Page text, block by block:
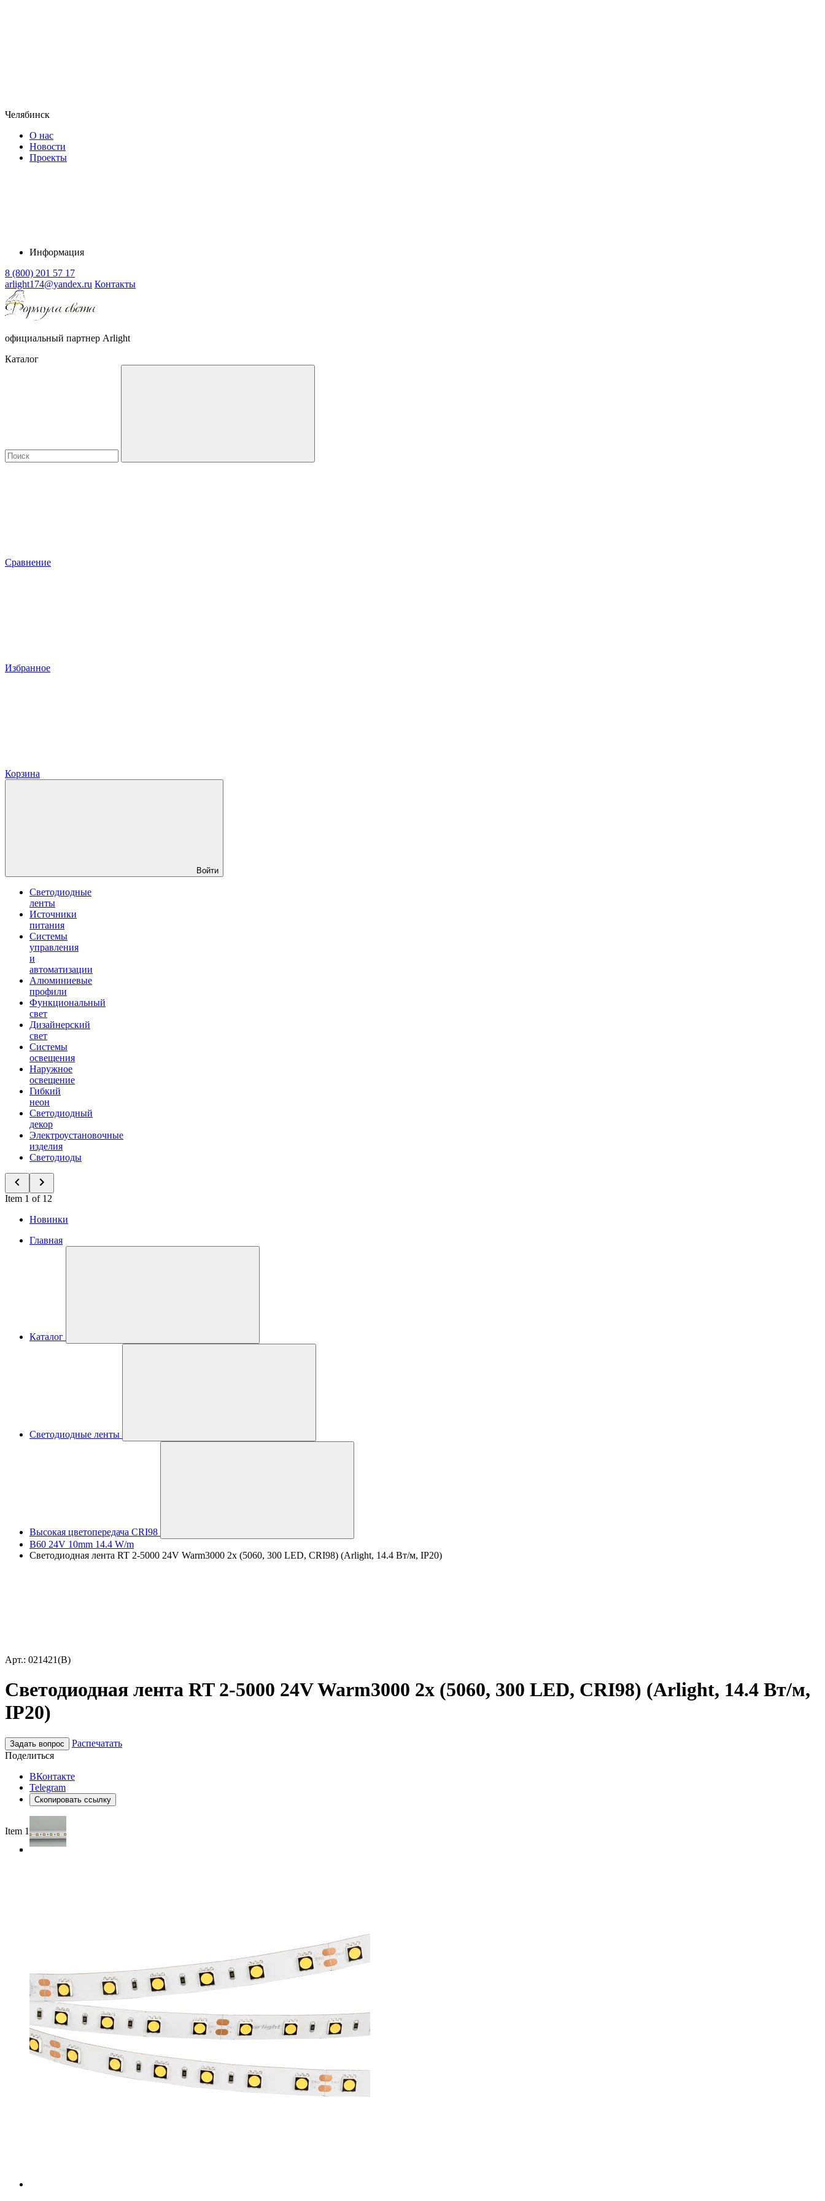
Челябинск
О нас
Новости
Проекты
Информация
8 (800) 201 57 17
arlight174@yandex.ru Контакты
официальный партнер Arlight
Каталог
Сравнение
Избранное
Корзина
Войти
Светодиодные
ленты
Источники
питания
Системы
управления
и
автоматизации
Алюминиевые
профили
Функциональный
свет
Дизайнерский
свет
Системы
освещения
Наружное
освещение
Гибкий
неон
Светодиодный
декор
Электроустановочные
изделия
Светодиоды
Item 1 of 12
Новинки
Главная
Каталог
Светодиодные ленты
Высокая цветопередача CRI98
B60 24V 10mm 14.4 W/m
Светодиодная лента RT 2-5000 24V Warm3000 2x (5060, 300 LED, CRI98) (Arlight, 14.4 Вт/м, IP20)
Арт.: 021421(B)
Светодиодная лента RT 2-5000 24V Warm3000 2x (5060, 300 LED, CRI98) (Arlight, 14.4 Вт/м,
IP20)
Задать вопрос
Распечатать
Поделиться
ВКонтакте
Telegram
Скопировать ссылку
Item 1 of 4